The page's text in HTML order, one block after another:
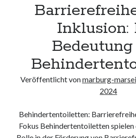
November 2024
Juli 2024
Juni 2024
Mai 2024
Februar 2024
Januar 2024
Inklusion:
Veröffentlicht vonmarburg-
2024
Behindertentoiletten:
Fokus Behindertentoiletten spielen